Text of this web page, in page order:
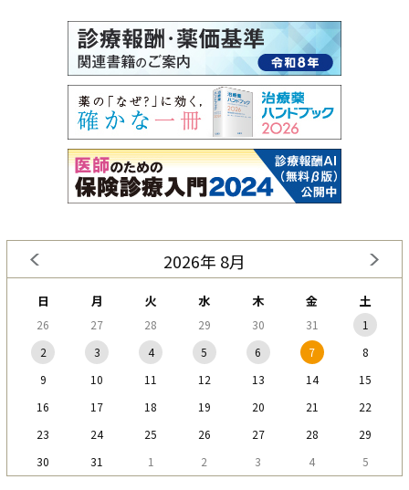
2026年 8月
日 月 火 水 木 金 土
26 27 28 29 30 31
1
2
3 4 5 6 7
8
9
10 11 12 13 14
15
16
17 18 19 20 21
22
23
24 25 26 27 28
29
30
31 1 2 3 4 5